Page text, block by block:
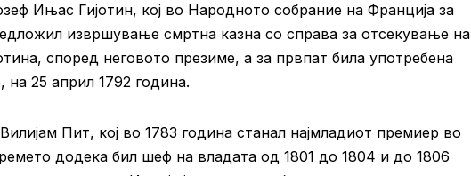
Ињас Гијотин, кој во Народното собрание на Франција за
извршување смртна казна со справа за отсекување на
според неговото презиме, а за првпат била употребена
на 25 април 1792 година.
Пит, кој во 1783 година станал најмладиот премиер во
додека бил шеф на владата од 1801 до 1804 и до 1806